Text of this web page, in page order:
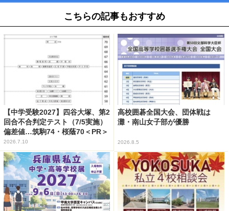
こちらの記事もおすすめ
【中学受験2027】四谷大塚、第2
回合不合判定テスト（7/5実施）
偏差値…筑駒74・桜蔭70＜PR＞
2026.7.10
高校囲碁全国大会、団体戦は
灘・南山女子部が優勝
2026.8.5